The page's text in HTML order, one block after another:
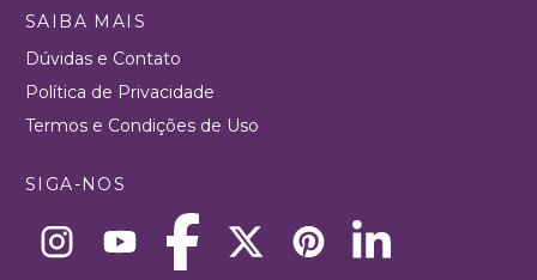
SAIBA MAIS
Dúvidas e Contato
Política de Privacidade
Termos e Condições de Uso
SIGA-NOS